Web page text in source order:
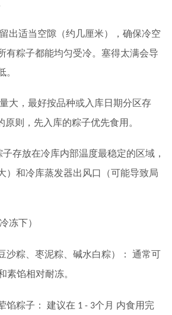
出适当空隙（约几厘米），确保冷空
有粽子都能均匀受冷。塞得太满会导
。
大，最好按品种或入库日期分区存
原则，先入库的粽子优先食用。
子存放在冷库内部温度最稳定的区域，
）和冷库蒸发器出风口（可能导致局
冻下）
沙粽、枣泥粽、碱水白粽）：
通常可
素馅相对耐冻。
馅粽子： 建议在 1 - 3个月 内食用完